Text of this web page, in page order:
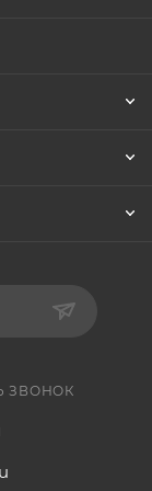
европаллет -
широких
ЗВОНОК